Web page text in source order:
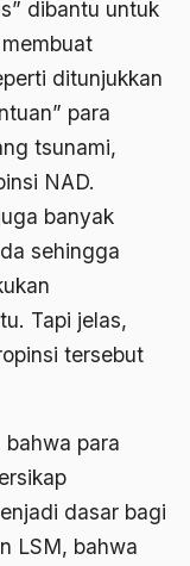
dibantu untuk
ditunjukkan
para
tsunami,
NAD.
banyak
sehingga
Tapi jelas,
tersebut
bahwa para
dasar bagi
LSM, bahwa